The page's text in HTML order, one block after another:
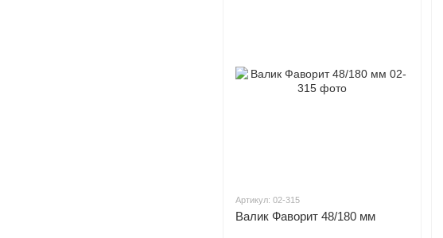
Артикул: 02-315
Валик Фаворит 48/180 мм